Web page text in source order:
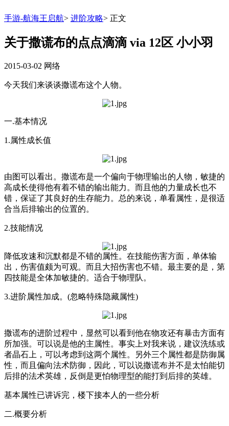
手游-航海王启航> 进阶攻略> 正文
关于撒谎布的点点滴滴 via 12区 小小羽
2015-03-02 网络
今天我们来谈谈撒谎布这个人物。
一.基本情况
1.属性成长值
由图可以看出。撒谎布是一个偏向于物理输出的人物，敏捷的
高成长使得他有着不错的输出能力。而且他的力量成长也不
错，保证了其良好的生存能力。总的来说，单看属性，是很适
合当后排输出的位置的。
2.技能情况
降低攻速和沉默都是不错的属性。在技能伤害方面，单体输
出，伤害值颇为可观。而且大招伤害也不错。最主要的是，第
四技能是全体加敏捷的。适合于物理队。
3.进阶属性加成。(忽略特殊隐藏属性)
撒谎布的进阶过程中，显然可以看到他在物攻还有暴击方面有
所加强。可以说是他的主属性。事实上对我来说，建议洗练或
者晶石上，可以考虑到这两个属性。另外三个属性都是防御属
性，而且偏向法术防御，因此，可以说撒谎布并不是太怕能切
后排的法术英雄，反倒是更怕物理型的能打到后排的英雄。
基本属性已讲诉完，楼下接本人的一些分析
二.概要分析